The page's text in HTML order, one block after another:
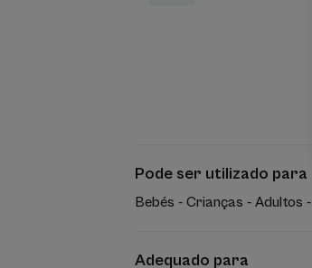
Pode ser utilizado para
Bebés - Crianças - Adultos
Adequado para